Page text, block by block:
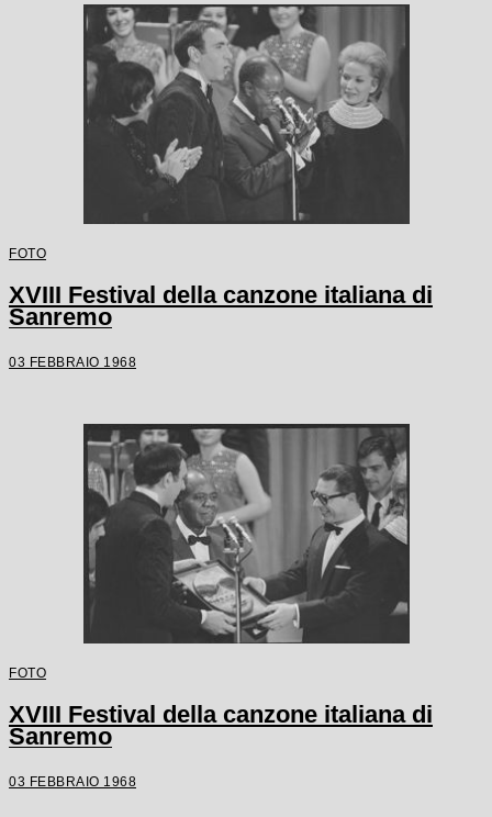
FOTO
XVIII Festival della canzone italiana di
Sanremo
03 FEBBRAIO 1968
FOTO
XVIII Festival della canzone italiana di
Sanremo
03 FEBBRAIO 1968